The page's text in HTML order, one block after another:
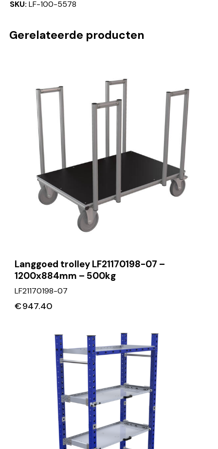
SKU: LF-100-5578
Gerelateerde producten
Langgoed trolley LF21170198-07 –
1200x884mm – 500kg
LF21170198-07
€947.40